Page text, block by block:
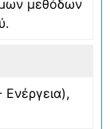
μεθόδων
,